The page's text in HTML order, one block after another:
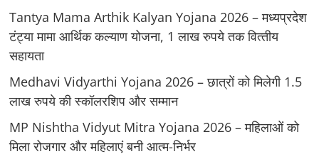
Tantya Mama Arthik Kalyan Yojana 2026 – मध्‍यप्रदेश
टंट्या मामा आर्थिक कल्‍याण योजना, 1 लाख रुपये तक वित्‍तीय
सहायता
Medhavi Vidyarthi Yojana 2026 – छात्रों को मिलेगी 1.5
लाख रुपये की स्कॉलरशिप और सम्मान
MP Nishtha Vidyut Mitra Yojana 2026 – महिलाओं को
मिला रोजगार और महिलाएं बनी आत्म-निर्भर